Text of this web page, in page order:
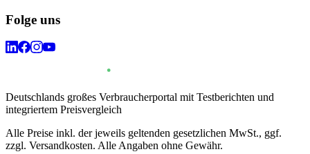
Folge uns
Deutschlands großes Verbraucherportal mit Testberichten und
integriertem Preisvergleich
Alle Preise inkl. der jeweils geltenden gesetzlichen MwSt., ggf.
zzgl. Versandkosten. Alle Angaben ohne Gewähr.